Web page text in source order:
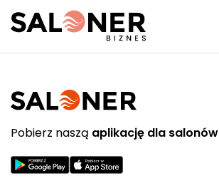
Pobierz naszą aplikację dla salonów